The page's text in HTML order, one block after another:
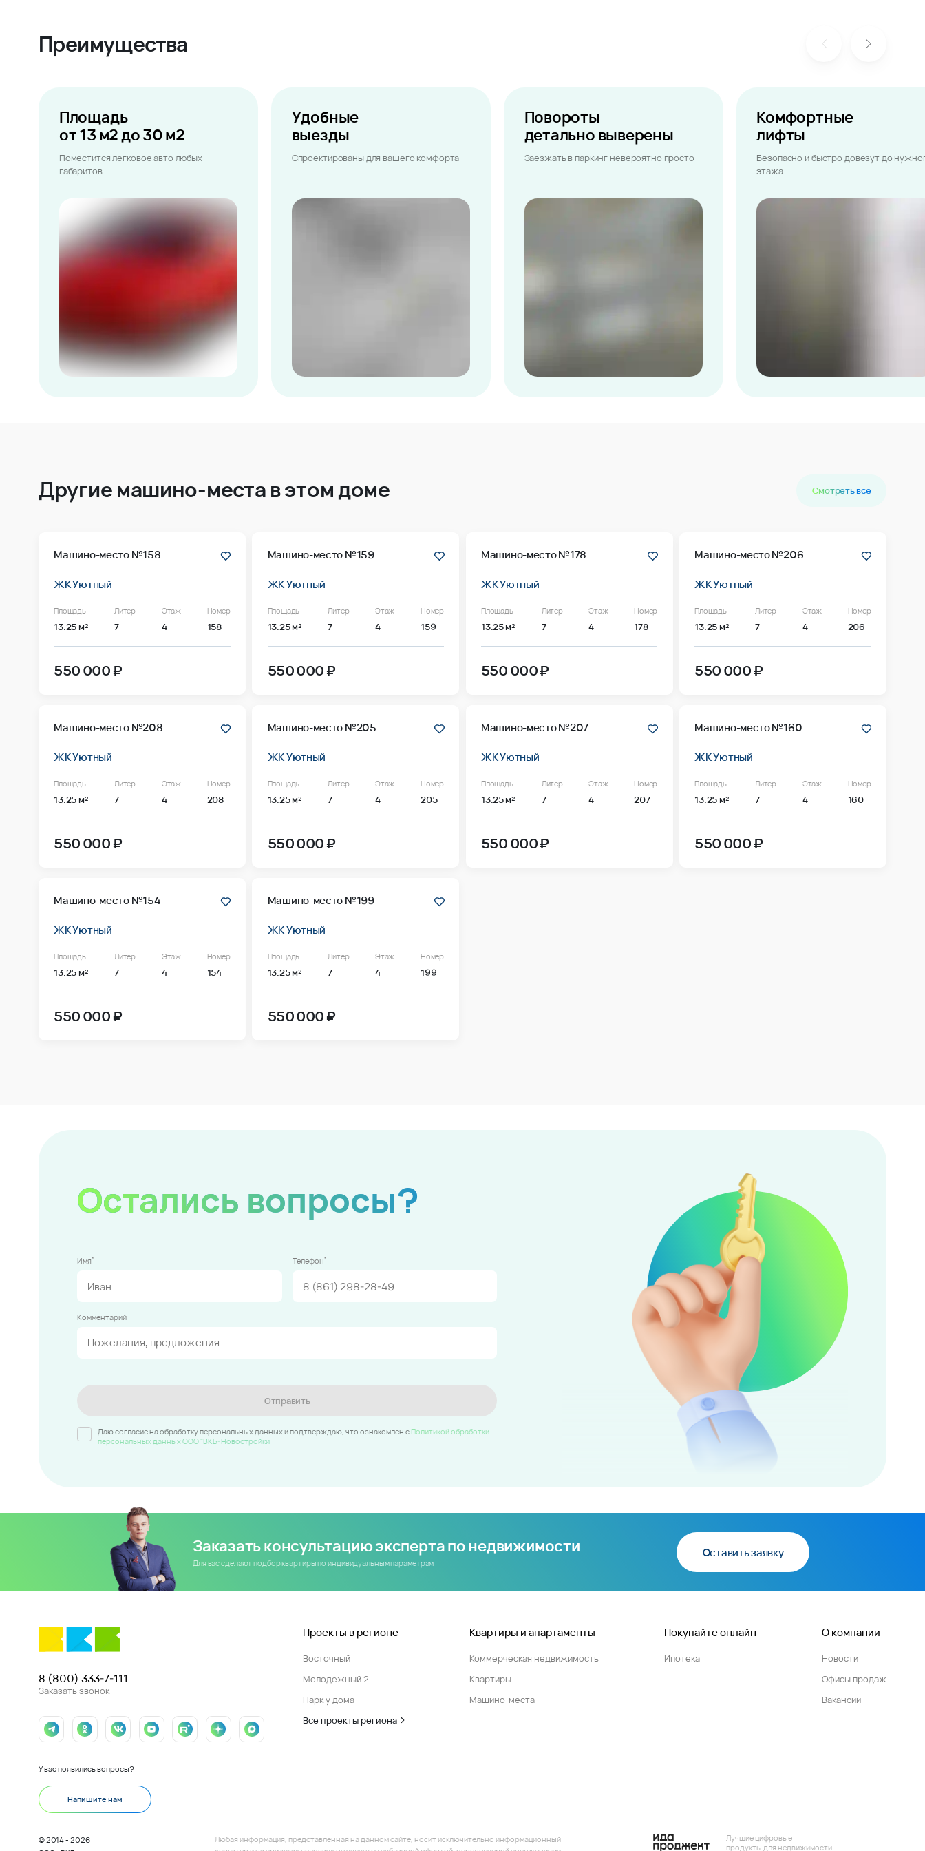
Преимущества
Площадь
от 13 м2 до 30 м2
Поместится легковое авто любых
габаритов
Удобные
выезды
Спроектированы для вашего комфорта
Повороты
детально выверены
Заезжать в паркинг невероятно просто
Комфортные
лифты
Безопасно и быстро довезут до
этажа
Другие машино-места в этом доме Смотреть все
Машино-место №158
ЖК Уютный
Площадь
13.25 м²
Литер
7
Этаж
4
Номер
158
550 000 ₽
Машино-место №159
ЖК Уютный
Площадь
13.25 м²
Литер
7
Этаж
4
Номер
159
550 000 ₽
Машино-место №178
ЖК Уютный
Площадь
13.25 м²
Литер
7
Этаж
4
Номер
178
550 000 ₽
Машино-место №206
ЖК Уютный
Площадь
13.25 м²
Литер
7
Этаж
4
Номер
206
550 000 ₽
Машино-место №208
ЖК Уютный
Площадь
13.25 м²
Литер
7
Этаж
4
Номер
208
550 000 ₽
Машино-место №205
ЖК Уютный
Площадь
13.25 м²
Литер
7
Этаж
4
Номер
205
550 000 ₽
Машино-место №207
ЖК Уютный
Площадь
13.25 м²
Литер
7
Этаж
4
Номер
207
550 000 ₽
Машино-место №160
ЖК Уютный
Площадь
13.25 м²
Литер
7
Этаж
4
Номер
160
550 000 ₽
Машино-место №154
ЖК Уютный
Площадь
13.25 м²
Литер
7
Этаж
4
Номер
154
550 000 ₽
Машино-место №199
ЖК Уютный
Площадь
13.25 м²
Литер
7
Этаж
4
Номер
199
550 000 ₽
Остались вопросы?
Имя* Телефон*
Комментарий
Отправить
Даю согласие на обработку персональных данных и подтверждаю, что ознакомлен c Политикой обработки
персональных данных ООО "ВКБ-Новостройки
Заказать консультацию эксперта по недвижимости
Для вас сделают подбор квартиры по индивидуальным параметрам
Оставить заявку
8 (800) 333-7-111
Заказать звонок
У вас появились вопросы?
Напишите нам
Проекты в регионе
Восточный
Молодежный 2
Парк у дома
Все проекты региона
Квартиры и апартаменты
Коммерческая недвижимость
Квартиры
Машино-места
Покупайте онлайн
Ипотека
О компании
Новости
Офисы продаж
Вакансии
© 2014 - 2026
Любая информация, представленная на данном сайте, носит исключительно информационный
Лучшие цифровые
продукты для недвижимости